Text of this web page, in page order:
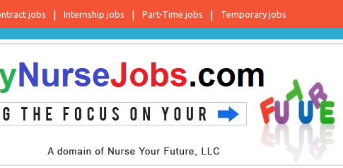
jobs Internship jobs Part-Time jobs Temporary jobs